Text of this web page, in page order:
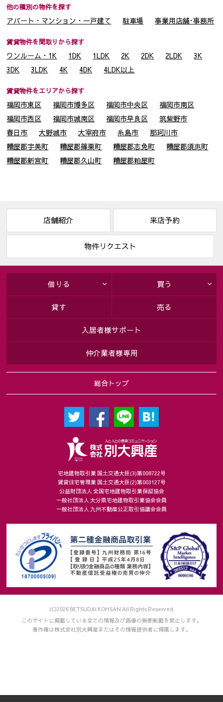
(1) 取引の相手方となる者または見込者。あるいは取引の相手
方となるもの又は見込者から委託を受けた賃貸運営会社等。
(2) 他の宅建・不動産管理業者。
(3) 建物の所有者、貸主、又は、建物所有者から委託を受けた
(4) 賃料収納に関する大分銀行などの金融機関等
(5) 賃料債務保証に関わる家賃保証会社
４．個人情報を共同利用する場合
当社は下記のとおりお客様の個人情報を共同利用いたします。
なお、共同利用させていただくにあたっては、公正競争の確保
に十分配慮いたします。
〔共同して利用するお客様情報〕
・お客様基本情報（氏名、住所、電話番号、メールアドレス等）
・新しく居住される物件に関する情報（所在地、賃料、設備等）
〔共同利用する者の利用目的〕
・賃貸借契約に付随する保証契約及び保証委託契約並びにそれ
に関連する業務
・リフォーム等のご案内
〔上記お客様情報の管理責任者〕
・株式会社別大興産
なかった場合に本人に生じる結果
取引の相手方との契約書等で個人情報を利用（1項(1)～(9)）させ
て頂きますが、個人情報を頂けない場合、契約をお断りするこ
６．個人情報に関するお客様の権利
お客様は当社に対し、当社が保有するお客様の個人情報の開示
請求をすることができます。また、万が一当社の保有するお客
様の個人情報に関し誤りがあった場合には、お客様の求めによ
り訂正等をすることができます。この手続き等詳細に関して
は、下記お問い合わせ窓口にお尋ね下さい。
７．本人が容易に認識できない方法によって個人情報を取得す
当社は、お客様個々のニーズに合わせてウェブサイトをカスタ
マイズしたり、ウェブサイトの内容やご提供するサービスをお
客様が、よりご満足いただけるよう改良したりするため、クッ
キー等を使用することがあります。
(1) 個人情報の取り扱いに係る規程の整備
・個人情報の取得、利用、保存、提供、削除、廃棄等のすべて
の局面における取り扱い方法や従業者の役割を、各種規程に定
めています。
(2) 組織的安全管理措置
・個人情報の取り扱いに関する個人情報保護管理者を設置して
います。
明確にしたうえで、点検を実施し、法令違反や漏えいなどの問
題発生時の報告体制を整備しています。
他の種別の物件を探す
アパート・マンション・一戸建て 駐車場 事業用店舗･事務所
賃貸物件を間取りから探す
ワンルーム・1K 1DK 1LDK 2K 2DK 2LDK
3K
3DK
3LDK 4K 4DK 4LDK以上
賃貸物件をエリアから探す
福岡市東区 福岡市博多区 福岡市中央区
福岡市南区
福岡市西区
福岡市城南区 福岡市早良区
筑紫野市
春日市
大野城市 大宰府市 糸島市
那珂川市
糟屋郡宇美町
糟屋郡篠栗町 糟屋郡志免町
糟屋郡須惠町
糟屋郡新宮町
糟屋郡久山町 糟屋郡粕屋町
店舗紹介 来店予約
物件リクエスト
宅地建物取引業 国土交通大臣(3)第008722号
賃貸住宅管理業 国土交通大臣(2)第003127号
公益財団法人 全国宅地建物取引業保証協会
一般社団法人 大分県宅地建物取引業協会会員
一般社団法人 九州不動産公正取引協議会会員
総合トップ
借りる 買う
貸す 売る
入居者様サポート
仲介業者様専用
(C)2026 BETSUDAI KOHSAN All Rights Reserved.
このサイトに掲載している全ての情報及び画像の無断転載を禁止します。
著作権は株式会社別大興産またはその情報提供者に帰属します。